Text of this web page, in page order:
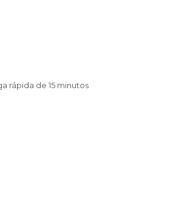
rápida de 15 minutos